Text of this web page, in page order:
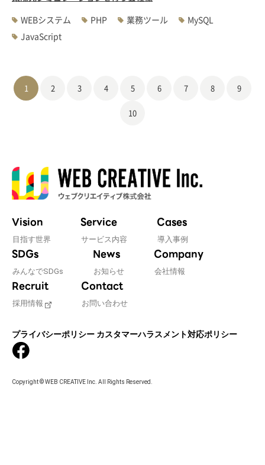
WEBシステム
PHP 業務ツール
MySQL
JavaScript
1 2 3 4 5 6 7 8 9
10
Vision
目指す世界
Service
サービス内容
Cases
導入事例
SDGs
みんなでSDGs
News
お知らせ
Company
会社情報
Recruit
採用情報
Contact
お問い合わせ
プライバシーポリシー カスタマーハラスメント対応ポリシー
Copyright © WEB CREATIVE Inc. All Rights Reserved.